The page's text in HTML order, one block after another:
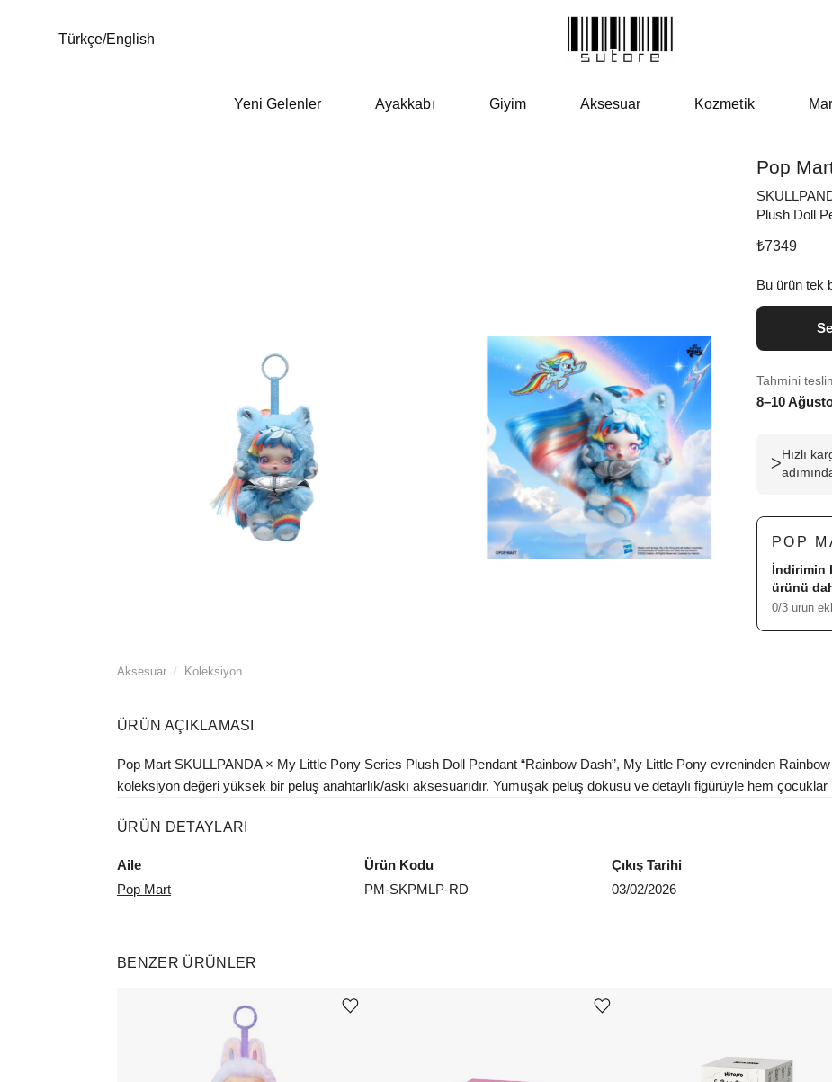
Türkçe/English
Yeni Gelenler Ayakkabı Giyim Aksesuar Kozmetik
Aksesuar / Koleksiyon
Pop
Plush Doll
₺7349
Bu ürün tek
Tahmini
8–10
ᐳ
Hızlı
POP
İndirimin
ürünü
0/3 ürün
ÜRÜN AÇIKLAMASI
Pop Mart SKULLPANDA × My Little Pony Series Plush Doll Pendant “Rainbow Dash”, My Little Pony evreninden
koleksiyon değeri yüksek bir peluş anahtarlık/askı aksesuarıdır. Yumuşak peluş dokusu ve detaylı figürüyle hem
ÜRÜN DETAYLARI
Aile
Pop Mart
Ürün Kodu
PM-SKPMLP-RD
Çıkış Tarihi
03/02/2026
BENZER ÜRÜNLER
Ürünü istek listesine ekle veya listeden çıkar Ürünü istek listesine ekle veya listeden çıkar